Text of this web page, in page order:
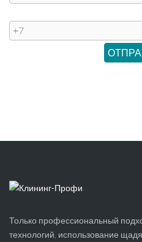
Только профессиональный
технологий, использование